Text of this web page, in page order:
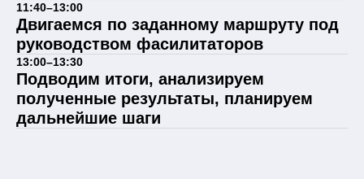
11:40–13:00
Двигаемся по заданному маршруту под
руководством фасилитаторов
13:00–13:30
Подводим итоги, анализируем
полученные результаты, планируем
дальнейшие шаги